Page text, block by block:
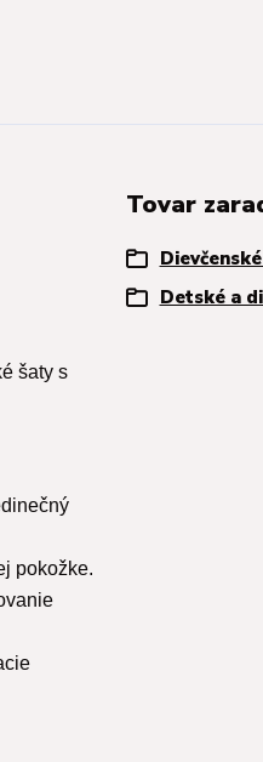
šaty s
pokožke.
Tovar
Detské a